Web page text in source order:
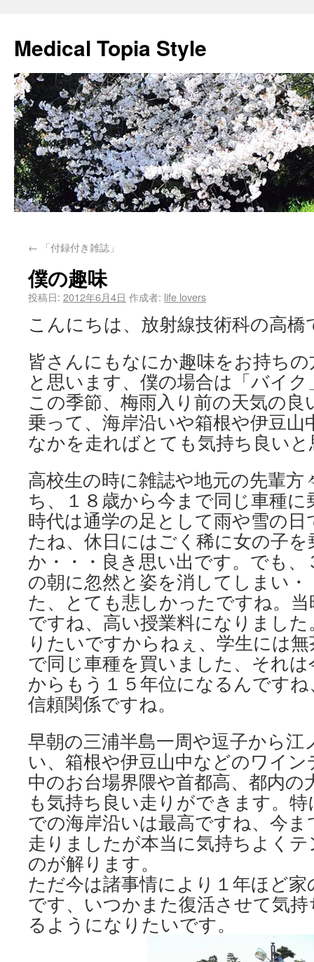
Medical Topia Style
← 「付録付き雑誌」
僕の趣味
投稿日: 2012年6月4日 作成者: life lovers
こんにちは、放射線技術科の高橋
皆さんにもなにか趣味をお持ち
と思います、僕の場合は「バイ
この季節、梅雨入り前の天気の
乗って、海岸沿いや箱根や伊豆
なかを走ればとても気持ち良い
高校生の時に雑誌や地元の先輩方
ち、１８歳から今まで同じ車種
時代は通学の足として雨や雪の
たね、休日にはごく稀に女の子
か・・・良き思い出です。でも
の朝に忽然と姿を消してしまい
た、とても悲しかったですね。
ですね、高い授業料になりまし
りたいですからねぇ、学生には
で同じ車種を買いました、それ
からもう１５年位になるんです
信頼関係ですね。
早朝の三浦半島一周や逗子から江
い、箱根や伊豆山中などのワイ
中のお台場界隈や首都高、都内
も気持ち良い走りができます。
での海岸沿いは最高ですね、今
走りましたが本当に気持ちよく
のが解ります。
ただ今は諸事情により１年ほど
です、いつかまた復活させて気
るようになりたいです。